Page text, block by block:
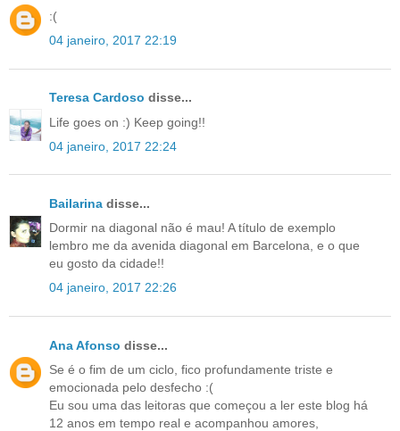
:(
04 janeiro, 2017 22:19
Teresa Cardoso disse...
Life goes on :) Keep going!!
04 janeiro, 2017 22:24
Bailarina disse...
Dormir na diagonal não é mau! A título de exemplo
lembro me da avenida diagonal em Barcelona, e o que
eu gosto da cidade!!
04 janeiro, 2017 22:26
Ana Afonso disse...
Se é o fim de um ciclo, fico profundamente triste e
emocionada pelo desfecho :(
Eu sou uma das leitoras que começou a ler este blog há
12 anos em tempo real e acompanhou amores,